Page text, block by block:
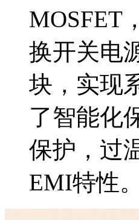
MOSFET
换开关电
块，实现
了智能化
保护，过
EMI特性。